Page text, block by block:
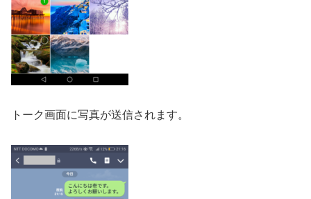
トーク画面に写真が送信されます。